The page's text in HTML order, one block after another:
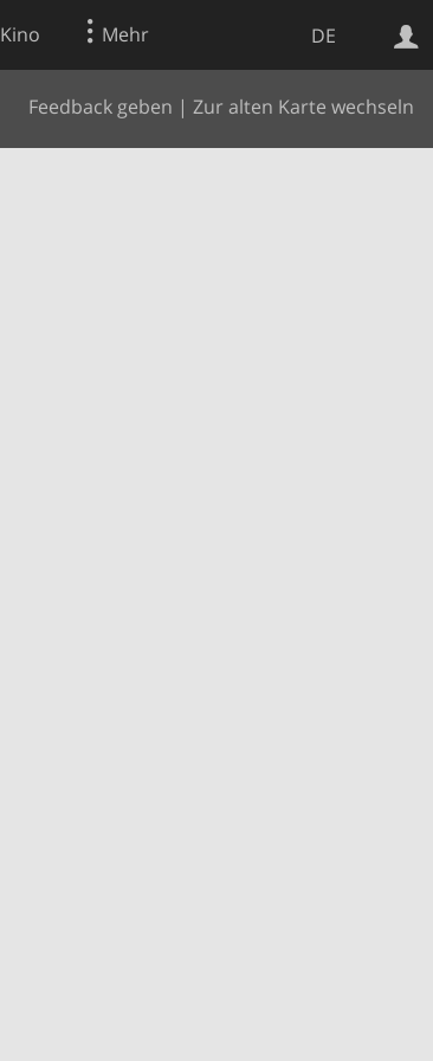
DE
Kino Mehr
Feedback geben | Zur alten Karte wechseln
Websuche